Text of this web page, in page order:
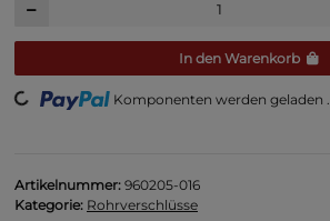
In den Warenkorb
Komponenten werden geladen ...
Artikelnummer: 960205-016
Kategorie: Rohrverschlüsse